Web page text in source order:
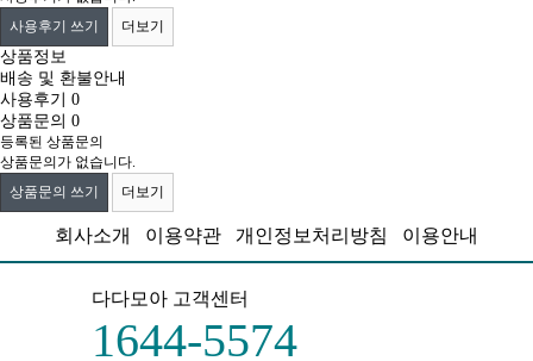
사용후기 쓰기
더보기
상품정보
배송 및 환불안내
사용후기 0
상품문의 0
등록된 상품문의
상품문의가 없습니다.
상품문의 쓰기
더보기
회사소개 이용약관 개인정보처리방침 이용안내
다다모아 고객센터
1644-5574